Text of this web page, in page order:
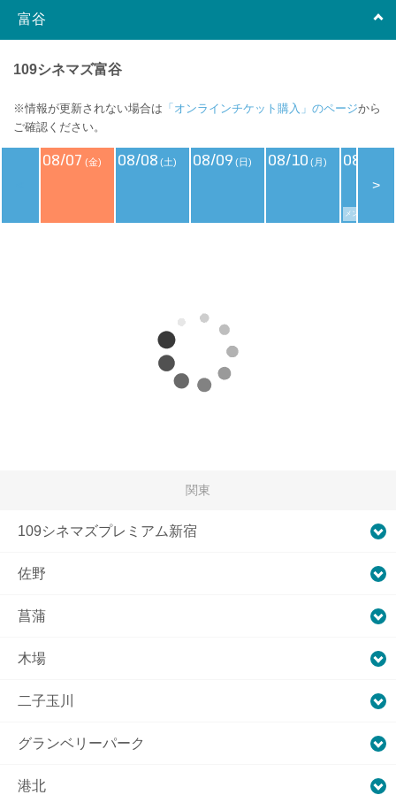
富谷
109シネマズ富谷
※情報が更新されない場合は 「オンラインチケット購入」のページから
ご確認ください。
08/07 (金) 08/08 (土) 08/09 (日) 08/10 (月) 08/11
メンバーズデイ
>
関東
109シネマズプレミアム新宿
佐野
菖蒲
木場
二子玉川
グランベリーパーク
港北